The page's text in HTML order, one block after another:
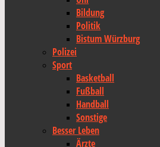
Bildung
Politik
Bistum Würzburg
Polizei
Sport
Basketball
Fußball
Handball
Sonstige
Besser Leben
Ärzte